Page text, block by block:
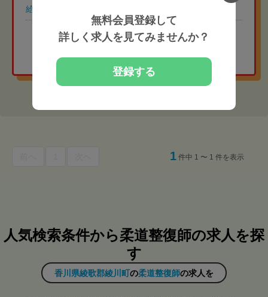
給与
地域相場より給与高めの
非公開求人を紹介してもらう
1 件中 1 〜 1 件を表示
人気検索条件から柔道整復師の求人を探
す
香川県綾歌郡綾川町の柔道整復師の求人を
無料会員登録して
詳しく求人を見てみませんか？
登録する